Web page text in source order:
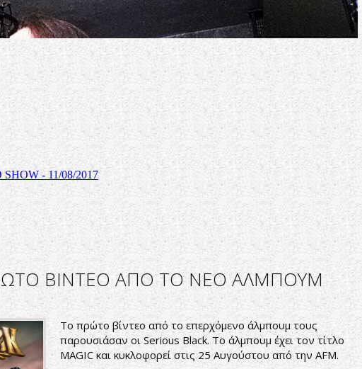
ΒΙΝΤΕΟ ΑΠΟ ΤΟ ΝΕΟ ΑΛΜΠΟΥΜ
Το πρώτο βίντεο από το επερχόμενο άλμπουμ τους
παρουσιάσαν οι Serious Black. Το άλμπουμ έχει τον τίτλο
MAGIC και κυκλοφορεί στις 25 Αυγούστου από την AFM.